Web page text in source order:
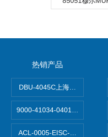
热销产品
DBU-4045C上海鹰峰制动单
9000-41034-0401000穆尔
ACL-0005-EISC-E2M8C上海